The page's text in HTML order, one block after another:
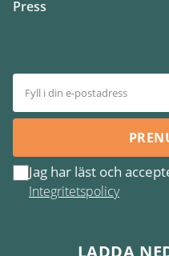
Press
Jag har läst och
Integritetspolicy
LADDA